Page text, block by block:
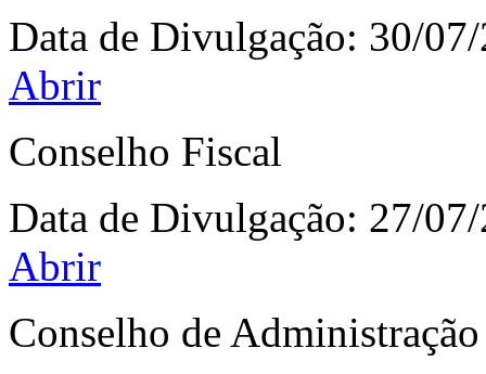
Data de Divulgação: 30/
Abrir
Conselho Fiscal
Data de Divulgação: 27/
Abrir
Conselho de Administração